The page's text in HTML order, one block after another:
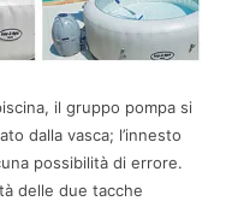
il gruppo pompa si
dalla vasca; l’innesto
possibilità di errore.
delle due tacche